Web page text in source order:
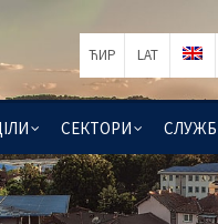
СЕКТОРИ
ЋИР LAT